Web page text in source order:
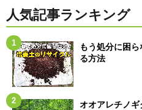
人気記事ランキング
もう処分に困
る方法
オオアレチノ